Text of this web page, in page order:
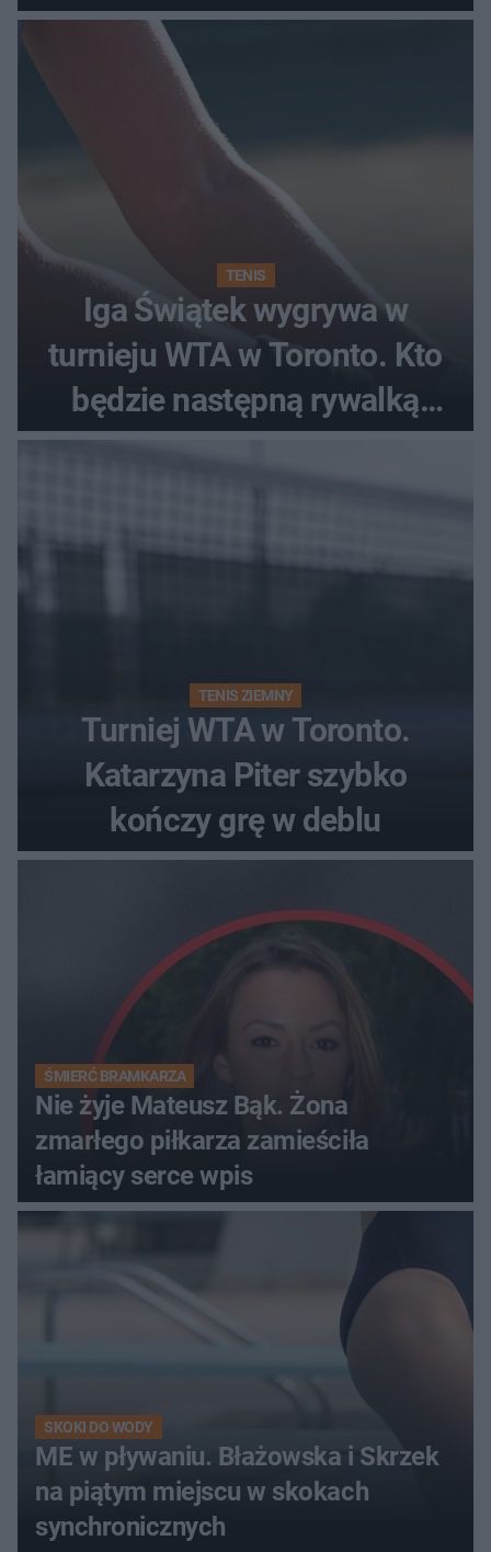
TENIS
Iga Świątek wygrywa w
turnieju WTA w Toronto. Kto
będzie następną rywalką
Polki?
TENIS ZIEMNY
Turniej WTA w Toronto.
Katarzyna Piter szybko
kończy grę w deblu
ŚMIERĆ BRAMKARZA
Nie żyje Mateusz Bąk. Żona
zmarłego piłkarza zamieściła
łamiący serce wpis
SKOKI DO WODY
ME w pływaniu. Błażowska i Skrzek
na piątym miejscu w skokach
synchronicznych